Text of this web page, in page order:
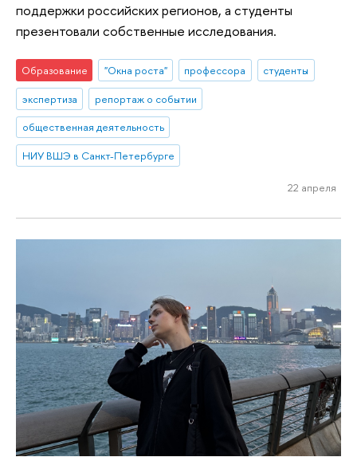
поддержки российских регионов, а студенты
презентовали собственные исследования.
Образование "Окна роста" профессора
студенты
экспертиза
репортаж о событии
общественная деятельность
НИУ ВШЭ в Санкт-Петербурге
22 апреля